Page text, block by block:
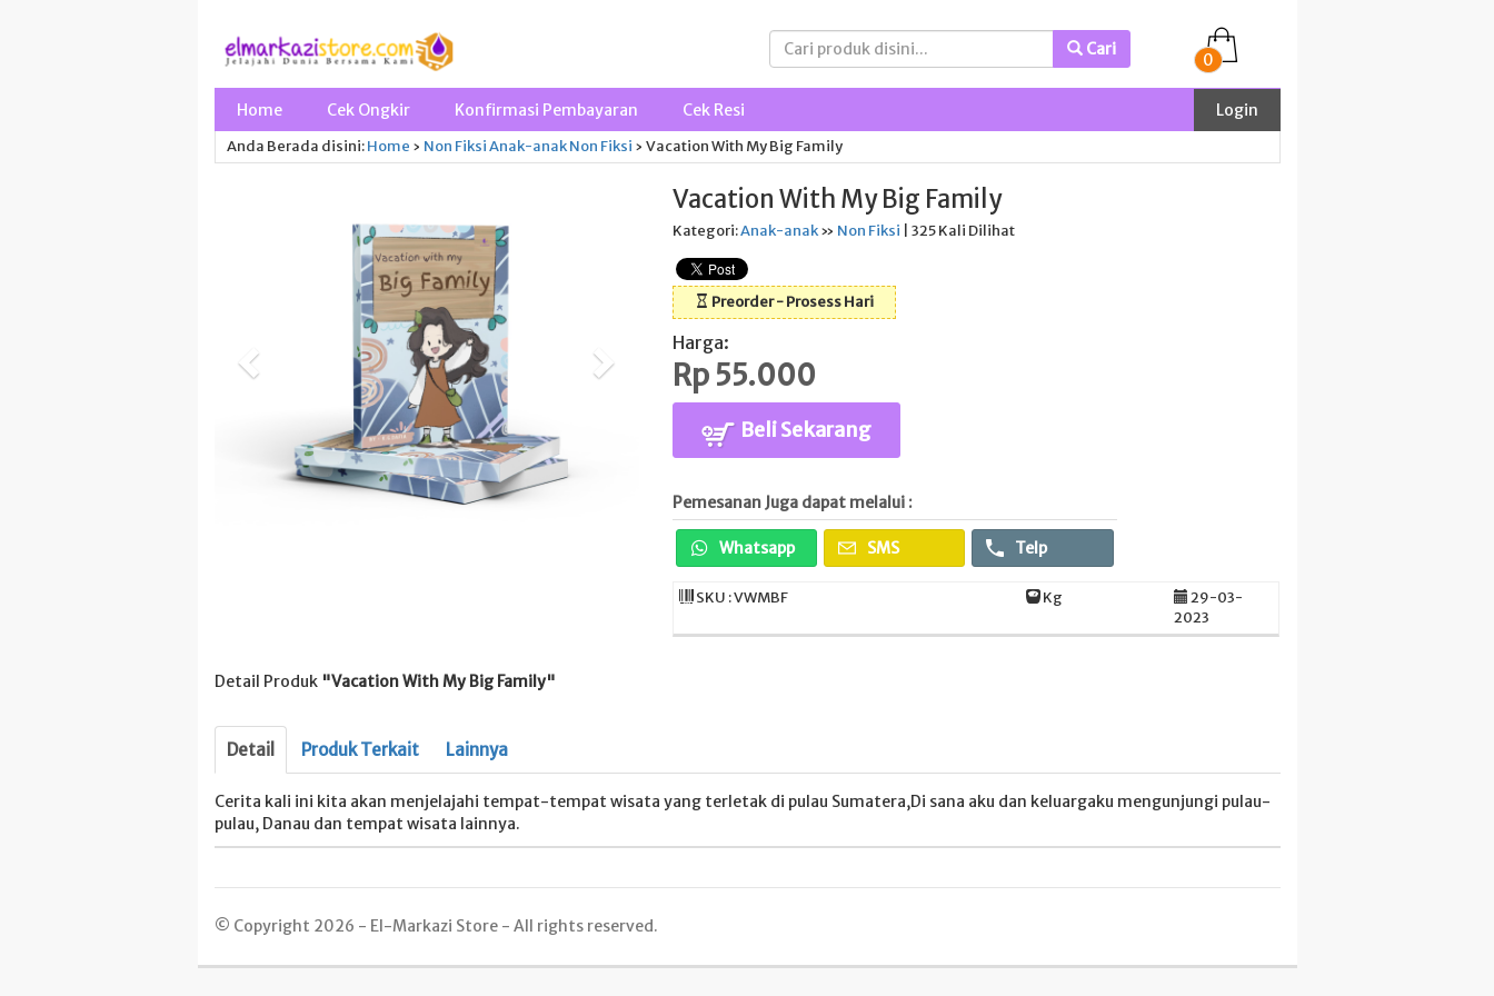
Cari
0
Home Cek Ongkir Konfirmasi Pembayaran Cek Resi Login
Anda Berada disini: Home › Non FiksiAnak-anak Non Fiksi › Vacation With My Big Family
Vacation With My Big Family
Kategori:Anak-anak» Non Fiksi | 325 Kali Dilihat
Preorder - Prosess Hari
Harga:
Rp 55.000
Beli Sekarang
Pemesanan Juga dapat melalui :
Whatsapp SMS Telp
SKU : VWMBF Kg
29-03-
2023
Detail Produk "Vacation With My Big Family"
Detail Produk Terkait Lainnya
Cerita kali ini kita akan menjelajahi tempat-tempat wisata yang terletak di pulau Sumatera,Di sana aku dan keluargaku mengunjungi pulau-
pulau, Danau dan tempat wisata lainnya.
© Copyright 2026 - El-Markazi Store - All rights reserved.